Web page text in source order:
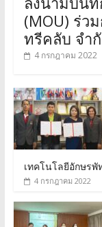
(MOU) ร่ว
ทรีคลับ จำ
4 กรกฎาคม 2022
เทคโนโลยีอักษร
4 กรกฎาคม 2022